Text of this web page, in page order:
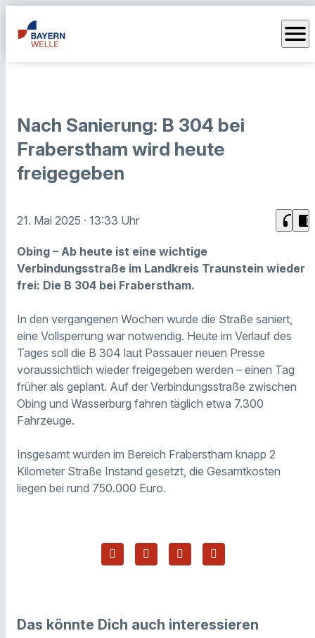
menu
Nach Sanierung: B 304 bei
Fraberstham wird heute
freigegeben
21. Mai 2025 · 13:33 Uhr headphones chrome_reader_mode
Obing – Ab heute ist eine wichtige
Verbindungsstraße im Landkreis Traunstein wieder
frei: Die B 304 bei Fraberstham.
In den vergangenen Wochen wurde die Straße saniert,
eine Vollsperrung war notwendig. Heute im Verlauf des
Tages soll die B 304 laut Passauer neuen Presse
voraussichtlich wieder freigegeben werden – einen Tag
früher als geplant. Auf der Verbindungsstraße zwischen
Obing und Wasserburg fahren täglich etwa 7.300
Fahrzeuge.
Insgesamt wurden im Bereich Fraberstham knapp 2
Kilometer Straße Instand gesetzt, die Gesamtkosten
liegen bei rund 750.000 Euro.
Das könnte Dich auch interessieren